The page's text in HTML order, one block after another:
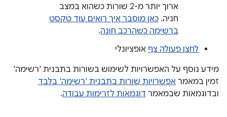
ארוך יותר מ-2 שורות כשהוא במצב
חניה. כאן מוסבר איך רואים עוד טקסט
ברשימה כשהרכב חונה.
לחצן פעולה צף אופציונלי
מידע נוסף על האפשרויות לשימוש בשורות בתבנית 'רשימה'
זמין במאמר אפשרויות שורות בתבנית 'רשימה' בלבד
ובדוגמאות שבמאמר דוגמאות לזרימות עבודה.